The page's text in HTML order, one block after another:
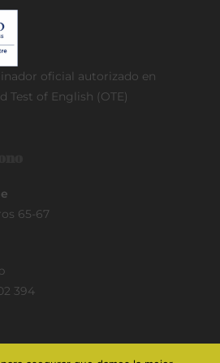
oficial autorizado en
Test of English (OTE)
65-67
394